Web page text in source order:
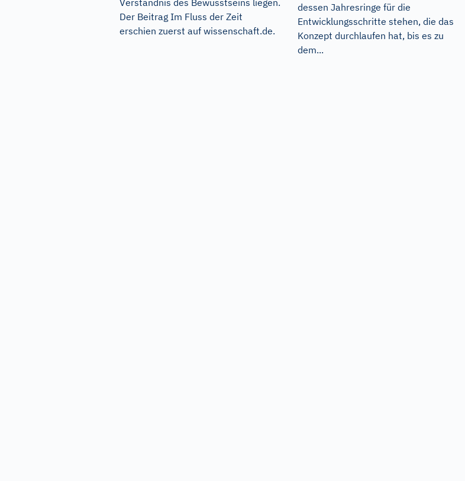
Verständnis des Bewusstseins liegen.
Der Beitrag Im Fluss der Zeit
erschien zuerst auf wissenschaft.de.
dessen Jahresringe für die
Entwicklungsschritte stehen, die das
Konzept durchlaufen hat, bis es zu
dem...